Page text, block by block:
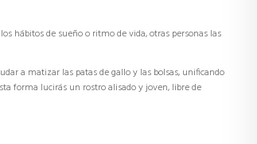
hábitos de sueño o ritmo de vida, otras personas las
a matizar las patas de gallo y las bolsas, unificando
forma lucirás un rostro alisado y joven, libre de